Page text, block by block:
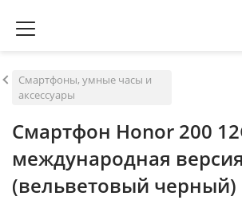
Смартфоны, умные часы и
аксессуары
Смартфон Honor 200
международная версия
(вельветовый черный)